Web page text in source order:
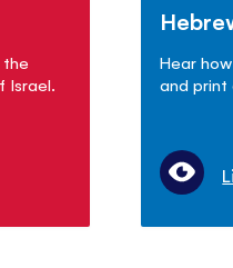
Hear
and print